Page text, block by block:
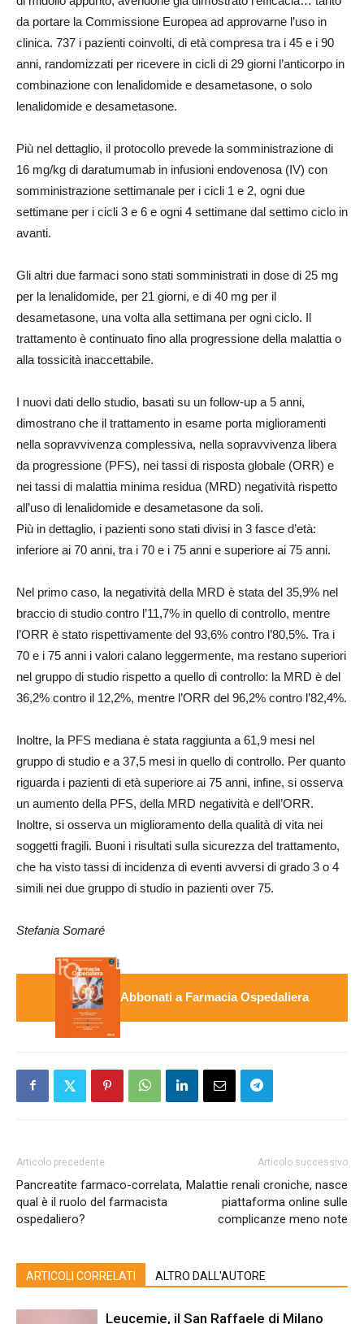
da portare la Commissione Europea ad approvarne l’uso in
clinica. 737 i pazienti coinvolti, di età compresa tra i 45 e i 90
anni, randomizzati per ricevere in cicli di 29 giorni l’anticorpo in
combinazione con lenalidomide e desametasone, o solo
lenalidomide e desametasone.
Più nel dettaglio, il protocollo prevede la somministrazione di
16 mg/kg di daratumumab in infusioni endovenosa (IV) con
somministrazione settimanale per i cicli 1 e 2, ogni due
settimane per i cicli 3 e 6 e ogni 4 settimane dal settimo ciclo in
avanti.
Gli altri due farmaci sono stati somministrati in dose di 25 mg
per la lenalidomide, per 21 giorni, e di 40 mg per il
desametasone, una volta alla settimana per ogni ciclo. Il
trattamento è continuato fino alla progressione della malattia o
alla tossicità inaccettabile.
I nuovi dati dello studio, basati su un follow-up a 5 anni,
dimostrano che il trattamento in esame porta miglioramenti
nella sopravvivenza complessiva, nella sopravvivenza libera
da progressione (PFS), nei tassi di risposta globale (ORR) e
nei tassi di malattia minima residua (MRD) negatività rispetto
all’uso di lenalidomide e desametasone da soli.
Più in dettaglio, i pazienti sono stati divisi in 3 fasce d’età:
inferiore ai 70 anni, tra i 70 e i 75 anni e superiore ai 75 anni.
Nel primo caso, la negatività della MRD è stata del 35,9% nel
braccio di studio contro l’11,7% in quello di controllo, mentre
l’ORR è stato rispettivamente del 93,6% contro l’80,5%. Tra i
70 e i 75 anni i valori calano leggermente, ma restano superiori
nel gruppo di studio rispetto a quello di controllo: la MRD è del
36,2% contro il 12,2%, mentre l’ORR del 96,2% contro l’82,4%.
Inoltre, la PFS mediana è stata raggiunta a 61,9 mesi nel
gruppo di studio e a 37,5 mesi in quello di controllo. Per quanto
riguarda i pazienti di età superiore ai 75 anni, infine, si osserva
un aumento della PFS, della MRD negatività e dell’ORR.
Inoltre, si osserva un miglioramento della qualità di vita nei
soggetti fragili. Buoni i risultati sulla sicurezza del trattamento,
che ha visto tassi di incidenza di eventi avversi di grado 3 o 4
simili nei due gruppo di studio in pazienti over 75.
Stefania Somaré
Abbonati a Farmacia Ospedaliera
Articolo precedente
Pancreatite farmaco-correlata,
qual è il ruolo del farmacista
ospedaliero?
Articolo successivo
Malattie renali croniche, nasce
piattaforma online sulle
complicanze meno note
ARTICOLI CORRELATI ALTRO DALL'AUTORE
Leucemie, il San Raffaele di Milano